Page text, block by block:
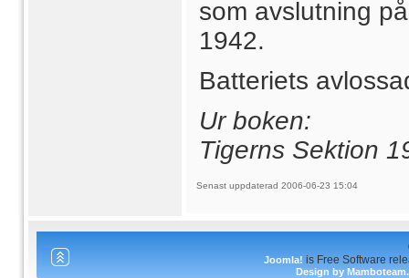
som avslutning
1942.
Batteriets
Ur boken:
Tigerns Sektion
Senast uppdaterad 2006-06-23 15:04
Joomla! is Free Software
Design by